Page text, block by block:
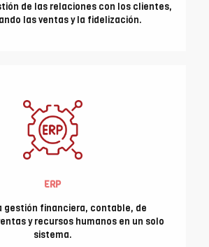
de las relaciones con los clientes,
las ventas y la fidelización.
ERP
gestión financiera, contable, de
y recursos humanos en un solo
sistema.